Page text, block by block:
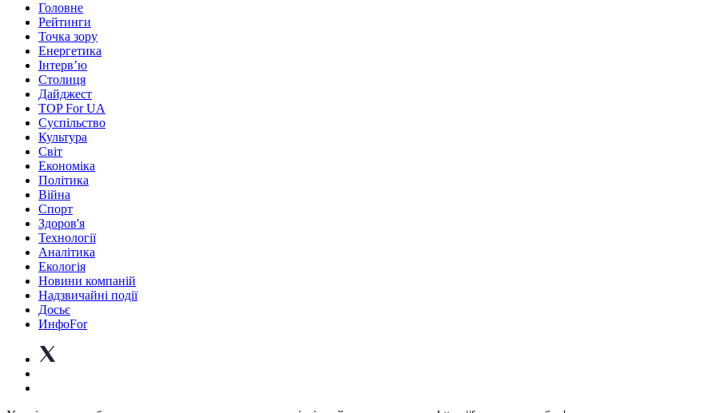
Головне
Рейтинги
Точка зору
Енергетика
Інтерв’ю
Столиця
Дайджест
TOP For UA
Суспiльство
Культура
Світ
Економіка
Політика
Війна
Спорт
Здоров'я
Технології
Аналітика
Екологія
Новини компаній
Надзвичайні події
Досьє
ИнфоFor